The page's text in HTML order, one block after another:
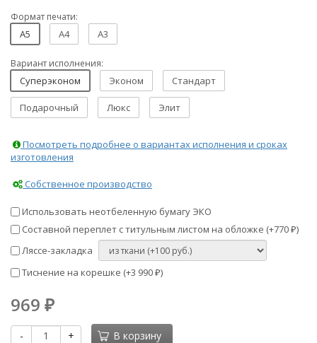
Формат печати:
A5 A4 A3
Вариант исполнения:
Суперэконом Эконом Стандарт
Подарочный Люкс Элит
Посмотреть подробнее о вариантах исполнения и сроках
изготовления
Собственное производство
Использовать неотбеленную бумагу ЭКО
Составной переплет с титульным листом на обложке (+770 ₽)
Ляссе-закладка
Тиснение на корешке (+3 990 ₽)
969 ₽
- + В корзину